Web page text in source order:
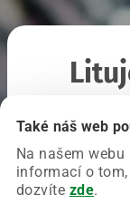
Také náš web
Na našem
informací o
dozvíte zde.
Chyba
Zkuste